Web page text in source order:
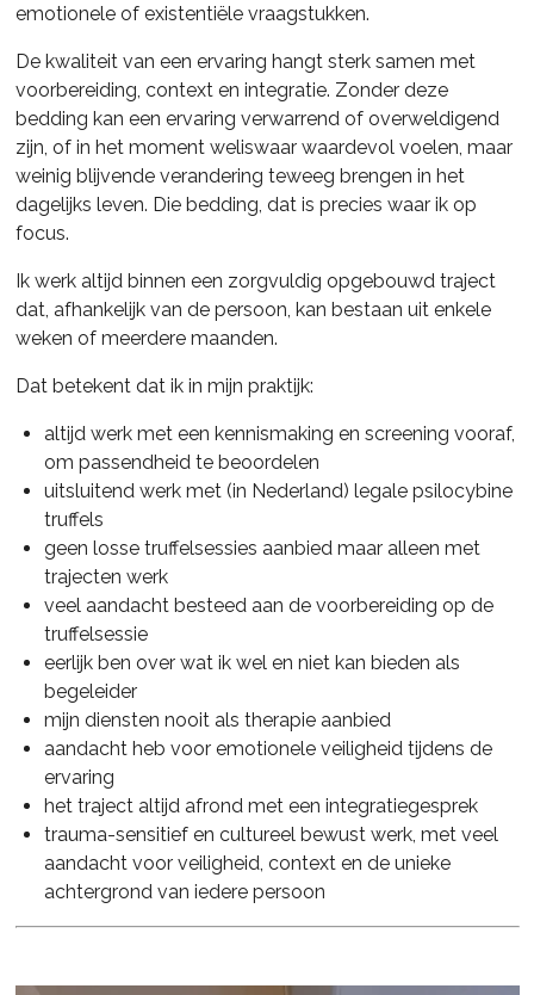
emotionele of existentiële vraagstukken.
De kwaliteit van een ervaring hangt sterk samen met
voorbereiding, context en integratie. Zonder deze
bedding kan een ervaring verwarrend of overweldigend
zijn, of in het moment weliswaar waardevol voelen, maar
weinig blijvende verandering teweeg brengen in het
dagelijks leven. Die bedding, dat is precies waar ik op
focus.
Ik werk altijd binnen een zorgvuldig opgebouwd traject
dat, afhankelijk van de persoon, kan bestaan uit enkele
weken of meerdere maanden.
Dat betekent dat ik in mijn praktijk:
altijd werk met een kennismaking en screening vooraf,
om passendheid te beoordelen
uitsluitend werk met (in Nederland) legale psilocybine
truffels
geen losse truffelsessies aanbied maar alleen met
trajecten werk
veel aandacht besteed aan de voorbereiding op de
truffelsessie
eerlijk ben over wat ik wel en niet kan bieden als
begeleider
mijn diensten nooit als therapie aanbied
aandacht heb voor emotionele veiligheid tijdens de
ervaring
het traject altijd afrond met een integratiegesprek
trauma-sensitief en cultureel bewust werk, met veel
aandacht voor veiligheid, context en de unieke
achtergrond van iedere persoon